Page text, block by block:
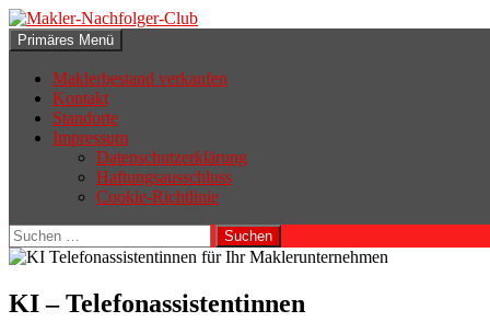
Zum
Inhalt
springen
Makler-Nachfolger-Club
Suchen
Primäres Menü
Maklerbestand verkaufen
Kontakt
Standorte
Impressum
Datenschutzerklärung
Haftungsausschluss
Cookie-Richtlinie
Suchen
nach:
KI – Telefonassistentinnen